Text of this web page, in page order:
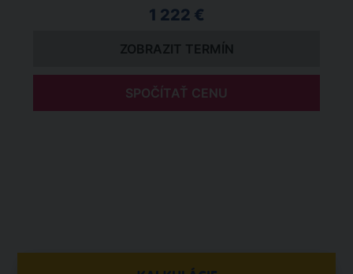
1 222 €
ZOBRAZIT TERMÍN
SPOČÍTAŤ CENU